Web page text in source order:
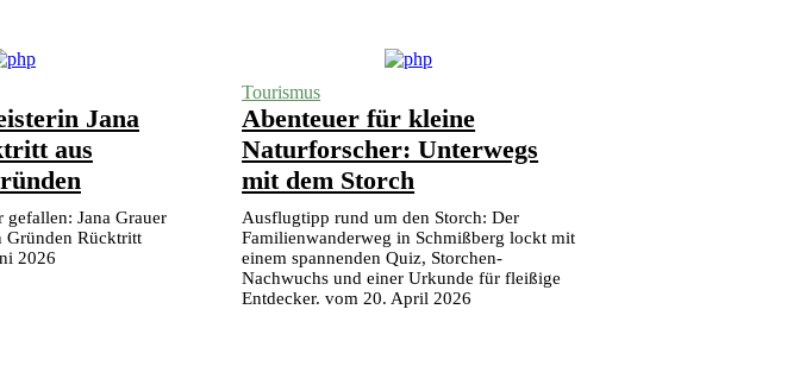
Jana
aus
gefallen: Jana Grauer
Gründen Rücktritt
2026
Tourismus
Abenteuer für kleine
Naturforscher: Unterwegs
mit dem Storch
Ausflugtipp rund um den Storch: Der
Familienwanderweg in Schmißberg lockt mit
einem spannenden Quiz, Storchen-
Nachwuchs und einer Urkunde für fleißige
Entdecker. vom 20. April 2026